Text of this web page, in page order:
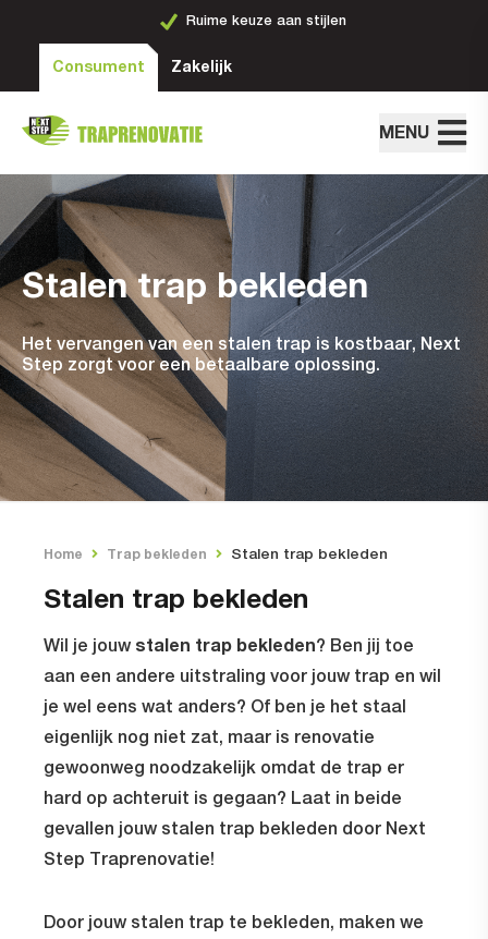
Consument Zakelijk
Ruime keuze aan stijlen
MENU
Stalen trap bekleden
Het vervangen van een stalen trap is kostbaar, Next
Step zorgt voor een betaalbare oplossing.
Home Trap bekleden Stalen trap bekleden
Stalen trap bekleden
Wil je jouw stalen trap bekleden? Ben jij toe
aan een andere uitstraling voor jouw trap en wil
je wel eens wat anders? Of ben je het staal
eigenlijk nog niet zat, maar is renovatie
gewoonweg noodzakelijk omdat de trap er
hard op achteruit is gegaan? Laat in beide
gevallen jouw stalen trap bekleden door Next
Step Traprenovatie!
Door jouw stalen trap te bekleden, maken we